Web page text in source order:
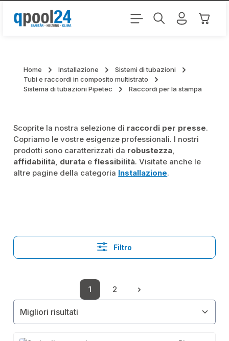
Passa al contenuto principale Il
Home Installazione
Sistemi di tubazioni
Tubi e raccordi in composito multistrato
Sistema di tubazioni Pipetec
Raccordi per la stampa
Scoprite la nostra selezione di raccordi per presse.
Copriamo le vostre esigenze professionali. I nostri
prodotti sono caratterizzati da robustezza,
affidabilità, durata eflessibilità. Visitate anche le
altre pagine della categoria Installazione.
Filtro
Pagina
1
Pagina
2